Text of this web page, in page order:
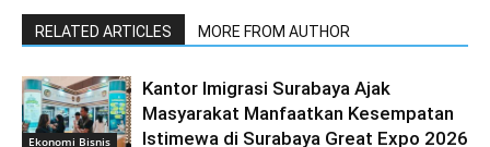
RELATED ARTICLES MORE FROM AUTHOR
Ekonomi Bisnis
Kantor Imigrasi Surabaya Ajak
Masyarakat Manfaatkan Kesempatan
Istimewa di Surabaya Great Expo 2026